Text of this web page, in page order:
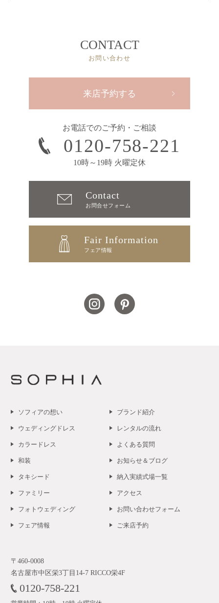
CONTACT
お問い合わせ
来店予約する
お電話でのご予約・ご相談
0120-758-221
10時～19時 火曜定休
Contact
お問合せフォーム
Fair Information
フェア情報
ソフィアの想い
ウェディングドレス
カラードレス
和装
タキシード
ファミリー
フォトウェディング
フェア情報
ブランド紹介
レンタルの流れ
よくある質問
お知らせ＆ブログ
納入実績式場一覧
アクセス
お問い合わせフォーム
ご来店予約
〒460-0008
名古屋市中区栄3丁目14-7 RICCO栄4F
0120-758-221